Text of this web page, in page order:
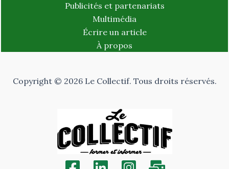
Publicités et partenariats
Multimédia
Écrire un article
À propos
Copyright © 2026 Le Collectif. Tous droits réservés.